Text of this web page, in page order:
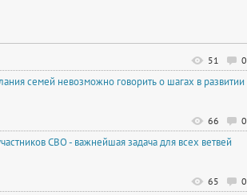
0
51
семей невозможно говорить о шагах в развитии
0
66
СВО - важнейшая задача для всех ветвей
0
65